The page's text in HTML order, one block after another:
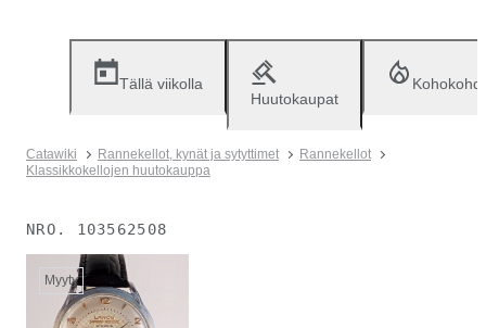
Tällä viikolla
Huutokaupat
Catawiki Rannekellot, kynät ja sytyttimet
Rannekellot
Klassikkokellojen huutokauppa
NRO. 103562508
Myyty